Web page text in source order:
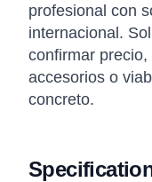
profesional con
internacional.
confirmar
accesorios o
concreto.